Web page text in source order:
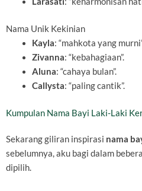
Nama Unik Kekinian
Kayla: “mahkota yang
Zivanna: “kebahagiaan”.
Aluna: “cahaya bulan”.
Callysta: “paling cantik”.
Kumpulan Nama Bayi Laki-Laki
Sekarang giliran inspirasi nama
sebelumnya, aku bagi dalam
dipilih.